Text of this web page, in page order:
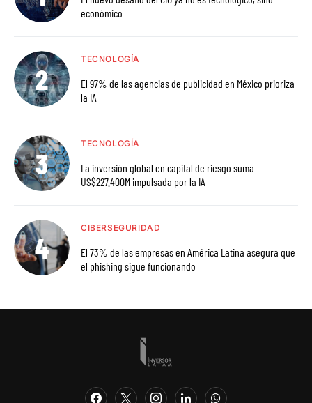
económico
TECNOLOGÍA
El 97% de las agencias de publicidad en México prioriza
la IA
TECNOLOGÍA
La inversión global en capital de riesgo suma
US$227.400M impulsada por la IA
CIBERSEGURIDAD
El 73% de las empresas en América Latina asegura que
el phishing sigue funcionando